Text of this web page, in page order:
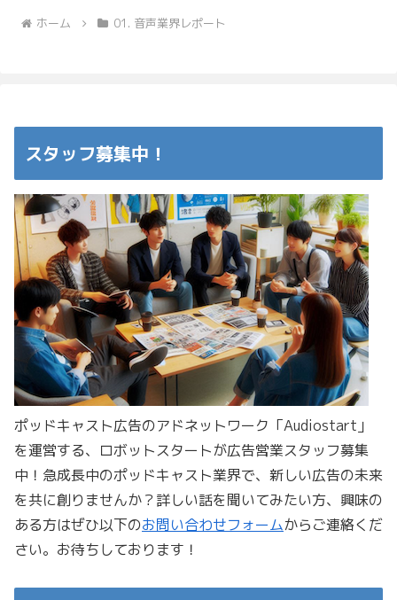
ホーム 01. 音声業界レポート
スタッフ募集中！
ポッドキャスト広告のアドネットワーク「Audiostart」
を運営する、ロボットスタートが広告営業スタッフ募集
中！急成長中のポッドキャスト業界で、新しい広告の未来
を共に創りませんか？詳しい話を聞いてみたい方、興味の
ある方はぜひ以下のお問い合わせフォームからご連絡くだ
さい。お待ちしております！